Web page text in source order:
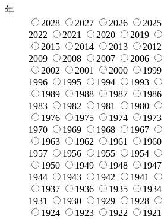
年
2028
2027 2026 2025
2022
2021 2020 2019
2015
2014 2013 2012
2009
2008 2007 2006
2002
2001 2000 1999
1996
1995 1994 1993
1989
1988 1987 1986
1983
1982 1981 1980
1976
1975 1974 1973
1970
1969 1968 1967
1963
1962 1961 1960
1957
1956 1955 1954
1950
1949 1948 1947
1944
1943 1942 1941
1937
1936 1935 1934
1931
1930 1929 1928
1924
1923 1922 1921